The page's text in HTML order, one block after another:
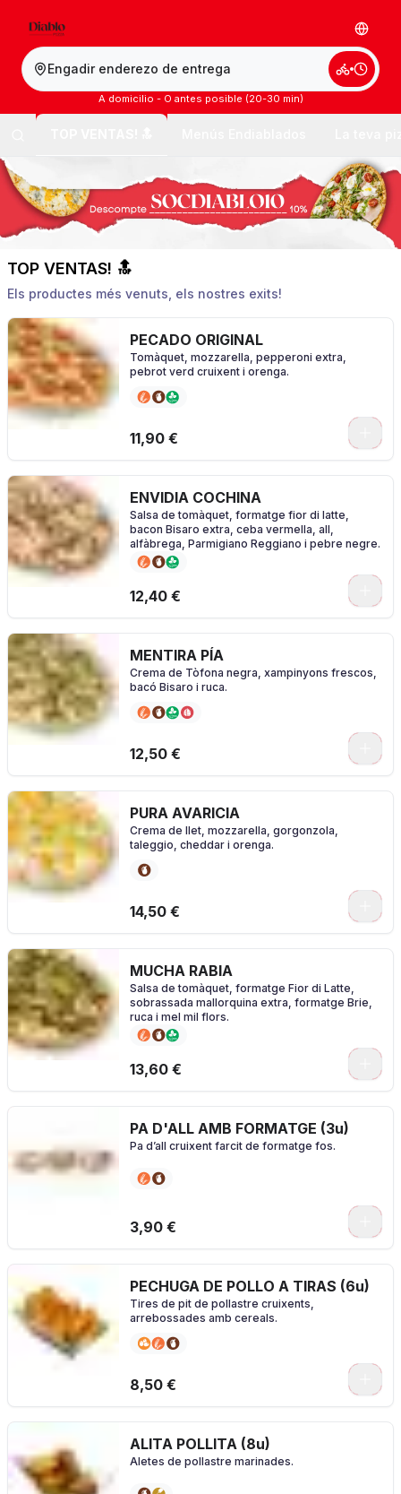
Engadir enderezo de entrega
A domicilio - O antes posible (20-30 min)
TOP VENTAS! 🔝
Els productes més venuts, els nostres exits!
PECADO ORIGINAL
Tomàquet, mozzarella, pepperoni extra,
pebrot verd cruixent i orenga.
11,90 €
ENVIDIA COCHINA
Salsa de tomàquet, formatge fior di latte,
bacon Bisaro extra, ceba vermella, all,
alfàbrega, Parmigiano Reggiano i pebre negre.
12,40 €
MENTIRA PÍA
Crema de Tòfona negra, xampinyons frescos,
bacó Bisaro i ruca.
12,50 €
PURA AVARICIA
Crema de llet, mozzarella, gorgonzola,
taleggio, cheddar i orenga.
14,50 €
MUCHA RABIA
Salsa de tomàquet, formatge Fior di Latte,
sobrassada mallorquina extra, formatge Brie,
ruca i mel mil flors.
13,60 €
PA D'ALL AMB FORMATGE (3u)
Pa d’all cruixent farcit de formatge fos.
3,90 €
PECHUGA DE POLLO A TIRAS (6u)
Tires de pit de pollastre cruixents,
arrebossades amb cereals.
8,50 €
ALITA POLLITA (8u)
Aletes de pollastre marinades.